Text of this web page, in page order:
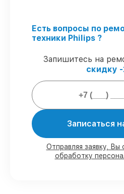
Выполнение работ
гарантируем
Подтвержденная
работы по починке
официальной
Мы гарантируем:
80%работ в
90%
парогенераторов
Есть вопросы по
техники Philips ?
Запишитесь на
скидку -
Записаться
Отправляя заявку, Вы
обработку